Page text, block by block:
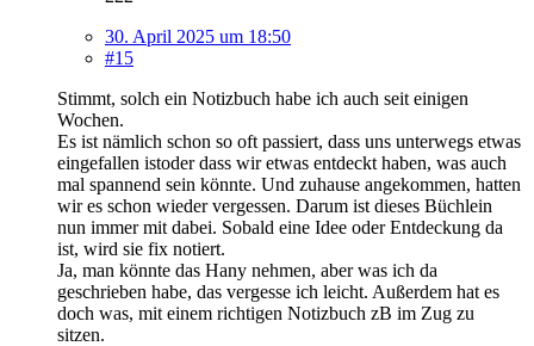
30. April 2025 um 18:50
#15
Stimmt, solch ein Notizbuch habe ich auch seit einigen
Wochen.
Es ist nämlich schon so oft passiert, dass uns unterwegs etwas
eingefallen istoder dass wir etwas entdeckt haben, was auch
mal spannend sein könnte. Und zuhause angekommen, hatten
wir es schon wieder vergessen. Darum ist dieses Büchlein
nun immer mit dabei. Sobald eine Idee oder Entdeckung da
ist, wird sie fix notiert.
Ja, man könnte das Hany nehmen, aber was ich da
geschrieben habe, das vergesse ich leicht. Außerdem hat es
doch was, mit einem richtigen Notizbuch zB im Zug zu
sitzen.